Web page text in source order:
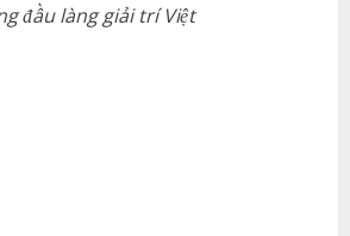
đầu làng giải trí Việt